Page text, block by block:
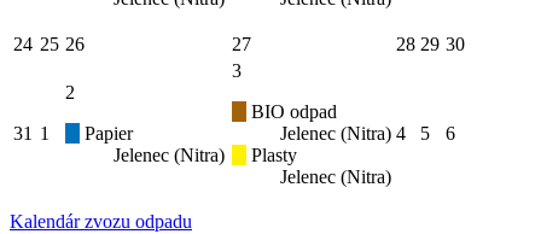
24 25 26 27 28 29 30
31 1
2
Papier
Jelenec (Nitra)
3
BIO odpad
Jelenec (Nitra)
Plasty
Jelenec (Nitra)
4 5 6
Kalendár zvozu odpadu